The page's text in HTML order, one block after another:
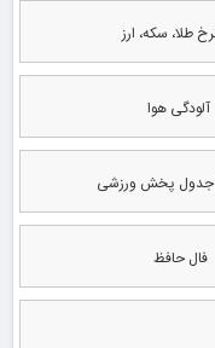
طلا، سکه، ارز
آلودگی هوا
جدول پخش ورزشی
فال حافظ